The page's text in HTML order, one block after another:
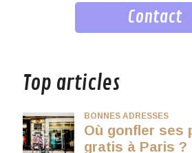
Contact
Top articles